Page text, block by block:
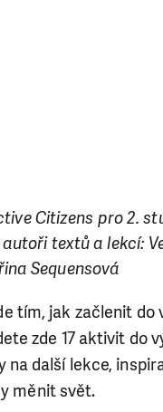
Citizens pro 2.
textů a lekcí:
Sequensová
tím, jak začlenit
zde 17 aktivit do
další lekce,
měnit svět.